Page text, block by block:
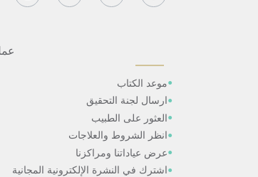
موعد الكتاب
ارسال لجنة التحقيق
العثور على الطبيب
انظر الشروط والعلاجات
عرض عياداتنا ومراكزنا
اشترك في النشرة الإلكترونية المجانية